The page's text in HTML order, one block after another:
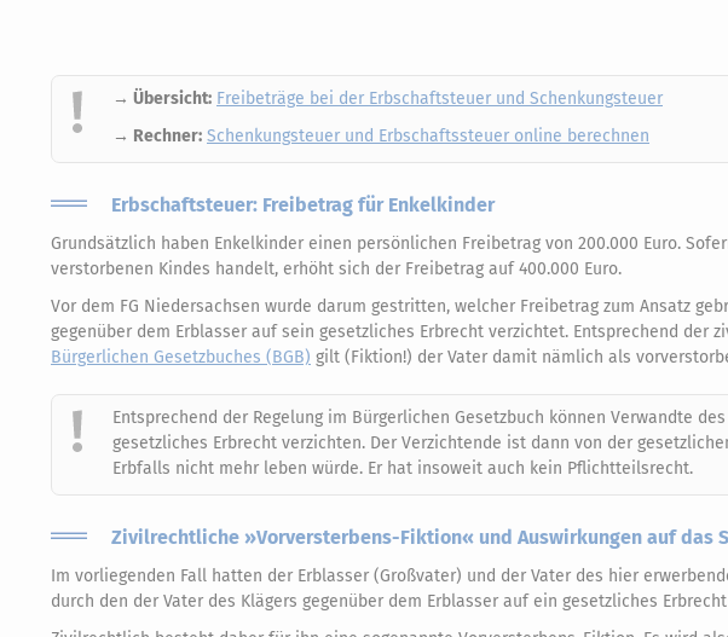
→ Übersicht: Freibeträge bei der Erbschaftsteuer und Schenkungsteuer
→ Rechner: Schenkungsteuer und Erbschaftssteuer online berechnen
Erbschaftsteuer: Freibetrag für Enkelkinder
Grundsätzlich haben Enkelkinder einen persönlichen Freibetrag von 200.000 Euro.
verstorbenen Kindes handelt, erhöht sich der Freibetrag auf 400.000 Euro.
Vor dem FG Niedersachsen wurde darum gestritten, welcher Freibetrag zum Ansatz
gegenüber dem Erblasser auf sein gesetzliches Erbrecht verzichtet. Entsprechend der
Bürgerlichen Gesetzbuches (BGB) gilt (Fiktion!) der Vater damit nämlich als
Entsprechend der Regelung im Bürgerlichen Gesetzbuch können Verwandte
gesetzliches Erbrecht verzichten. Der Verzichtende ist dann von der
Erbfalls nicht mehr leben würde. Er hat insoweit auch kein Pflichtteilsrecht.
Zivilrechtliche »Vorversterbens-Fiktion« und Auswirkungen auf das
Im vorliegenden Fall hatten der Erblasser (Großvater) und der Vater des hier
durch den der Vater des Klägers gegenüber dem Erblasser auf ein gesetzliches